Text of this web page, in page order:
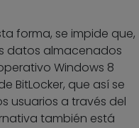
forma, se impide que,
datos almacenados
Windows 8
BitLocker, que así se
usuarios a través del
también está